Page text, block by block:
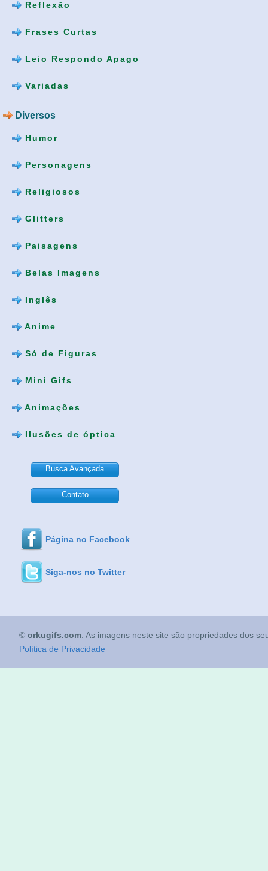
Reflexão
Frases Curtas
Leio Respondo Apago
Variadas
Diversos
Humor
Personagens
Religiosos
Glitters
Paisagens
Belas Imagens
Inglês
Anime
Só de Figuras
Mini Gifs
Animações
Ilusões de óptica
Busca Avançada
Contato
Página no Facebook
Siga-nos no Twitter
© orkugifs.com . As imagens neste site são propriedades dos
Política de Privacidade